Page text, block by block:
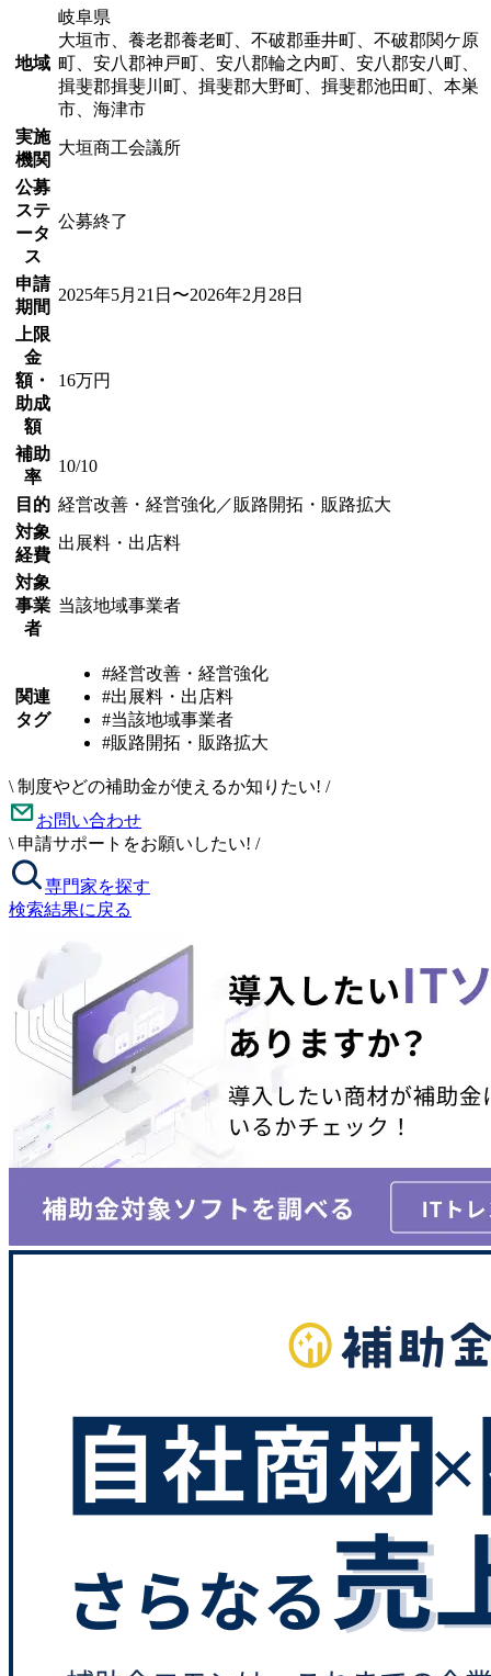
地域
岐阜県
大垣市、養老郡養老町、不破郡垂井町、不破郡関ケ原
町、安八郡神戸町、安八郡輪之内町、安八郡安八町、
揖斐郡揖斐川町、揖斐郡大野町、揖斐郡池田町、本巣
市、海津市
実施
機関
大垣商工会議所
公募
ステ
ータ
ス
公募終了
申請
期間
2025年5月21日〜2026年2月28日
上限
金
額・
助成
額
16万円
補助
率
10/10
目的 経営改善・経営強化／販路開拓・販路拡大
対象
経費
出展料・出店料
対象
事業
者
当該地域事業者
関連
タグ
#経営改善・経営強化
#出展料・出店料
#当該地域事業者
#販路開拓・販路拡大
\ 制度やどの補助金が使えるか知りたい! /
お問い合わせ
\ 申請サポートをお願いしたい! /
専門家を探す
検索結果に戻る